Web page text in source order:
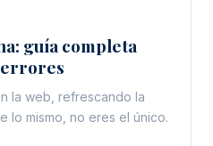
guía completa
la web, refrescando la
lo mismo, no eres el único.